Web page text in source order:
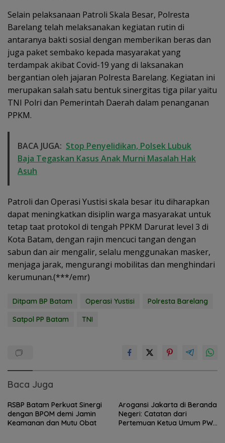
Selain pelaksanaan Patroli Skala Besar, Polresta
Barelang telah melaksanakan kegiatan rutin di
antaranya bakti sosial dengan memberikan beras dan
juga paket sembako kepada masyarakat yang
terdampak akibat Covid-19 yang di laksanakan
bergantian oleh jajaran Polresta Barelang. Kegiatan ini
merupakan salah satu bentuk sinergitas tiga pilar yaitu
TNI Polri dan Pemerintah Daerah dalam penanganan
PPKM.
BACA JUGA: Stop Penyelidikan, Polsek Lubuk
Baja Tegaskan Kasus Anak Murni Masalah Hak
Asuh
Patroli dan Operasi Yustisi skala besar itu diharapkan
dapat meningkatkan disiplin warga masyarakat untuk
tetap taat protokol di tengah PPKM Darurat level 3 di
Kota Batam, dengan rajin mencuci tangan dengan
sabun dan air mengalir, selalu menggunakan masker,
menjaga jarak, mengurangi mobilitas dan menghindari
kerumunan.(***/emr)
Ditpam BP Batam Operasi Yustisi
Polresta Barelang
Satpol PP Batam
TNI
Baca Juga
RSBP Batam Perkuat Sinergi
dengan BPOM demi Jamin
Keamanan dan Mutu Obat
Arogansi Jakarta di Beranda
Negeri: Catatan dari
Pertemuan Ketua Umum PWI